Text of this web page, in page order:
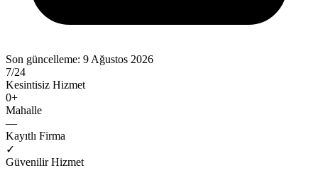
Son güncelleme: 9 Ağustos 2026
7/24
Kesintisiz Hizmet
0+
Mahalle
—
Kayıtlı Firma
✓
Güvenilir Hizmet